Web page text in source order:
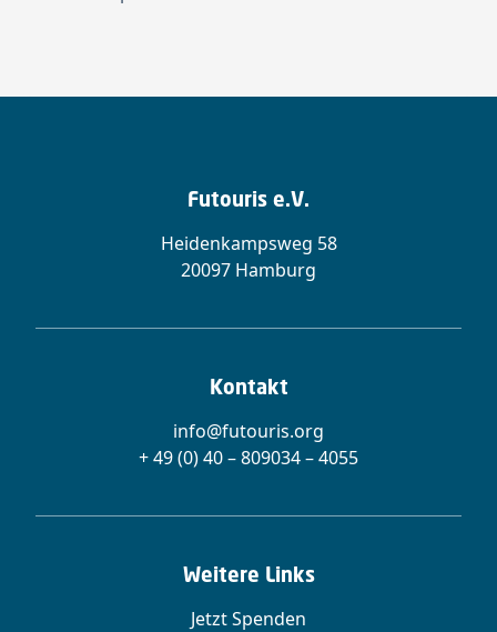
Futouris e.V.
Heidenkampsweg 58
20097 Hamburg
Kontakt
info@futouris.org
+ 49 (0) 40 – 809034 – 4055
Weitere Links
Jetzt Spenden